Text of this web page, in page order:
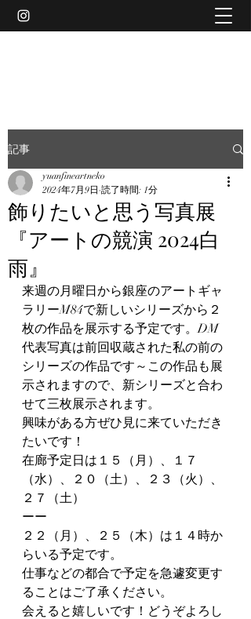
記事
飾りたいと思う写真展
『アートの競演 2024白
雨』
yuanfineartneko
2024年7月9日 読了時間: 1分
来週の月曜日から銀座のアートギャ
ラリーM84で新しいシリーズから２
枚の作品を展示する予定です。DM
代表写真は前回収蔵された私の前の
シリーズの作品です～この作品も展
示されますので、新シリーズと合わ
せて三枚展示されます。
興味がある方ぜひ見に来ていただき
たいです！
在廊予定日は１５（月）、１７
（水）、２０（土）、２３（火）、
２７（土）
ーー
２２（月）、２５（木）は１４時か
らいる予定です。
仕事などの都合で予定を急遽変更す
ることはご了承ください。
会えると嬉しいです！どうぞよろし